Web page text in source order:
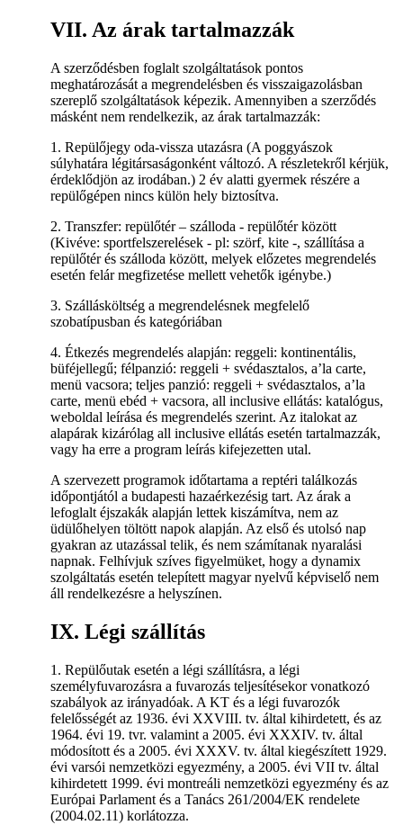
VII. Az árak tartalmazzák
A szerződésben foglalt szolgáltatások pontos
meghatározását a megrendelésben és visszaigazolásban
szereplő szolgáltatások képezik. Amennyiben a szerződés
másként nem rendelkezik, az árak tartalmazzák:
1. Repülőjegy oda-vissza utazásra (A poggyászok
súlyhatára légitársaságonként változó. A részletekről kérjük,
érdeklődjön az irodában.) 2 év alatti gyermek részére a
repülőgépen nincs külön hely biztosítva.
2. Transzfer: repülőtér – szálloda - repülőtér között
(Kivéve: sportfelszerelések - pl: szörf, kite -, szállítása a
repülőtér és szálloda között, melyek előzetes megrendelés
esetén felár megfizetése mellett vehetők igénybe.)
3. Szállásköltség a megrendelésnek megfelelő
szobatípusban és kategóriában
4. Étkezés megrendelés alapján: reggeli: kontinentális,
büféjellegű; félpanzió: reggeli + svédasztalos, a’la carte,
menü vacsora; teljes panzió: reggeli + svédasztalos, a’la
carte, menü ebéd + vacsora, all inclusive ellátás: katalógus,
weboldal leírása és megrendelés szerint. Az italokat az
alapárak kizárólag all inclusive ellátás esetén tartalmazzák,
vagy ha erre a program leírás kifejezetten utal.
A szervezett programok időtartama a reptéri találkozás
időpontjától a budapesti hazaérkezésig tart. Az árak a
lefoglalt éjszakák alapján lettek kiszámítva, nem az
üdülőhelyen töltött napok alapján. Az első és utolsó nap
gyakran az utazással telik, és nem számítanak nyaralási
napnak. Felhívjuk szíves figyelmüket, hogy a dynamix
szolgáltatás esetén telepített magyar nyelvű képviselő nem
áll rendelkezésre a helyszínen.
IX. Légi szállítás
1. Repülőutak esetén a légi szállításra, a légi
személyfuvarozásra a fuvarozás teljesítésekor vonatkozó
szabályok az irányadóak. A KT és a légi fuvarozók
felelősségét az 1936. évi XXVIII. tv. által kihirdetett, és az
1964. évi 19. tvr. valamint a 2005. évi XXXIV. tv. által
módosított és a 2005. évi XXXV. tv. által kiegészített 1929.
évi varsói nemzetközi egyezmény, a 2005. évi VII tv. által
kihirdetett 1999. évi montreáli nemzetközi egyezmény és az
Európai Parlament és a Tanács 261/2004/EK rendelete
(2004.02.11) korlátozza.